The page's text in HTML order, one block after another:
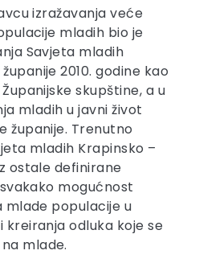
izražavanja veće
mladih bio je
Savjeta mladih
2010. godine kao
skupštine, a u
mladih u javni život
županije. Trenutno
mladih Krapinsko –
ostale definirane
mogućnost
mlade populacije u
kreiranja odluka koje se
mlade.